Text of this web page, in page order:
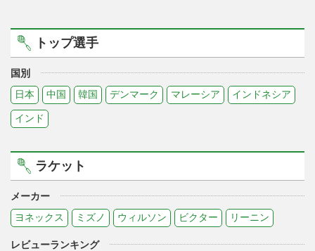
トップ選手
国別
日本
中国 韓国 デンマーク マレーシア インドネシア
インド
ラケット
メーカー
ヨネックス
ミズノ ウィルソン ビクター リーニン
レビューランキング